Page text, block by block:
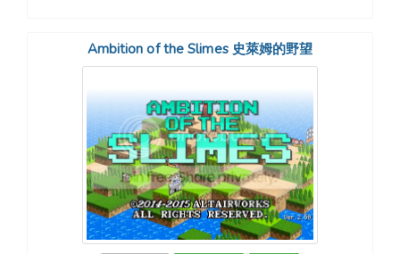
Ambition of the Slimes 史萊姆的野望